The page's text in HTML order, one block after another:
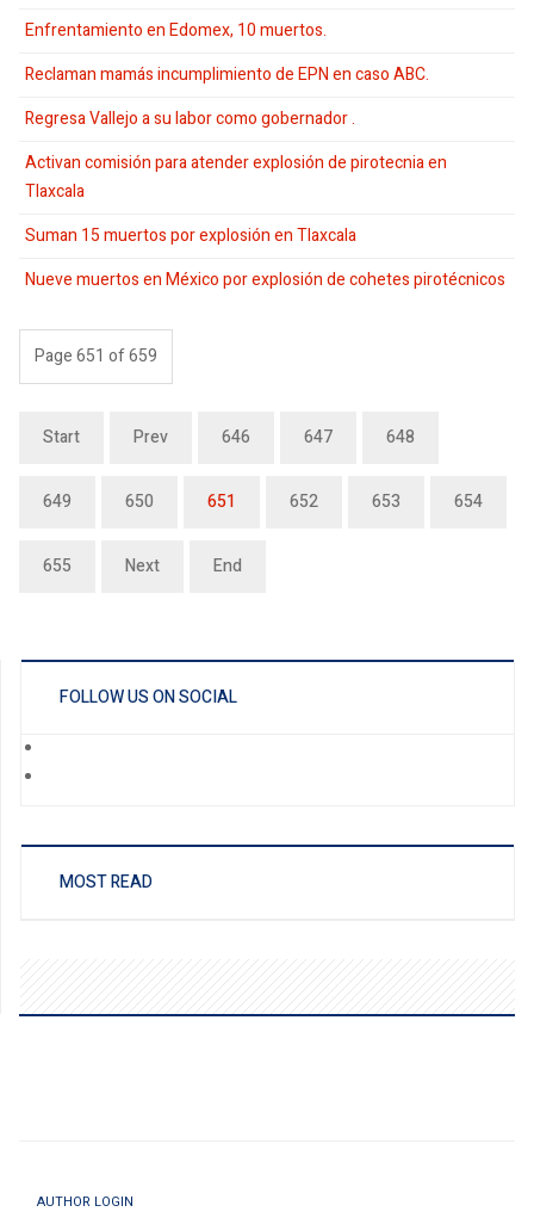
Enfrentamiento en Edomex, 10 muertos.
Reclaman mamás incumplimiento de EPN en caso ABC.
Regresa Vallejo a su labor como gobernador .
Activan comisión para atender explosión de pirotecnia en
Tlaxcala
Suman 15 muertos por explosión en Tlaxcala
Nueve muertos en México por explosión de cohetes pirotécnicos
Page 651 of 659
Start Prev 646 647 648
649 650 651 652 653 654
655 Next End
FOLLOW US ON SOCIAL
MOST READ
AUTHOR LOGIN